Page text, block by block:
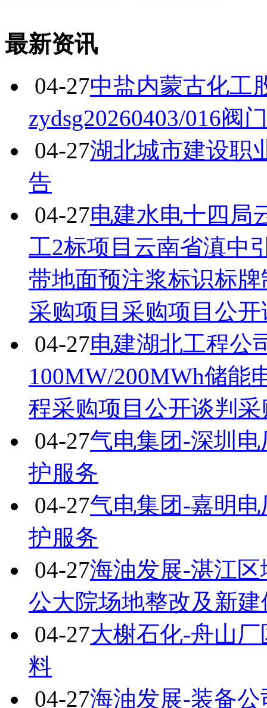
最新资讯
04-27中盐内蒙古化工
zydsg20260403/016阀
04-27湖北城市建设职
告
04-27电建水电十四局
工2标项目云南省滇中
带地面预注浆标识标
采购项目采购项目公
04-27电建湖北工程公
100MW/200MWh储能
程采购项目公开谈判
04-27气电集团-深圳电
护服务
04-27气电集团-嘉明电
护服务
04-27海油发展-湛江
公大院场地整改及新
04-27大榭石化-舟山
料
04-27海油发展-装备